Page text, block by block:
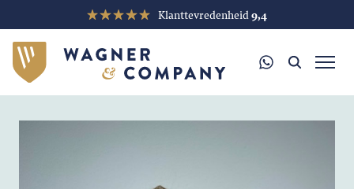
Klanttevredenheid9,4